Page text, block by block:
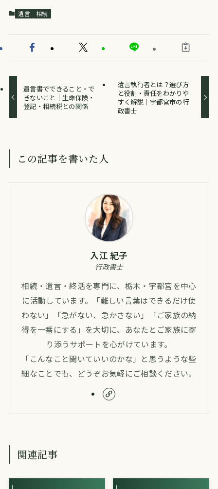
遺言 相続
遺言書でできること・で
きないこと｜生命保険・
登記・相続税との関係
遺言執行者とは？選び方
と役割・責任をわかりや
すく解説｜宇都宮市の行
政書士
この記事を書いた人
入江 紀子
行政書士
相続・遺言・終活を専門に、栃木・宇都宮を中心
に活動しています。「難しい言葉はできるだけ使
わない」「急がない、急かさない」「ご家族の納
得を一番にする」を大切に、あなたとご家族に寄
り添うサポートを心がけています。
「こんなこと聞いていいのかな」と思うような些
細なことでも、どうぞお気軽にご相談ください。
関連記事